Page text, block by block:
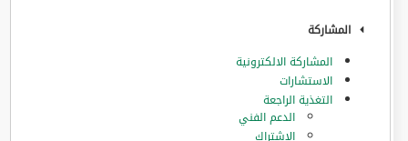
المشاركة
المشاركة الالكترونية
الاستشارات
التغذية الراجعة
الدعم الفني
الاشتراك